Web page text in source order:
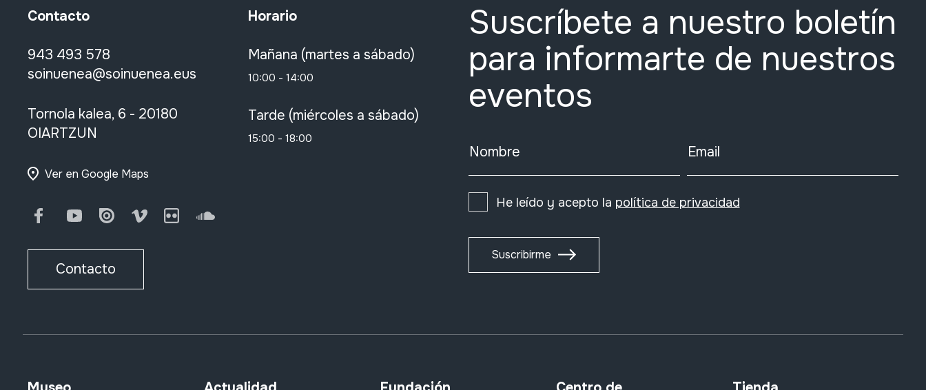
Contacto
943 493 578
soinuenea@soinuenea.eus
Tornola kalea, 6 - 20180
OIARTZUN
Ver en Google Maps
FacebookYoutubeIssuu Vimeo FlickrSoundCloud
Contacto
Horario
Mañana (martes a sábado)
10:00 - 14:00
Tarde (miércoles a sábado)
15:00 - 18:00
Suscríbete a nuestro boletín
para informarte de nuestros
eventos
Nombre Email
He leído y acepto la política de privacidad
Suscribirme